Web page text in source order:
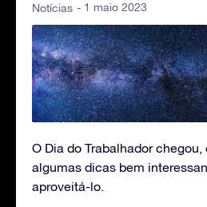
Notícias - 1 maio 2023
O Dia do Trabalhador
algumas dicas bem
aproveitá-lo.